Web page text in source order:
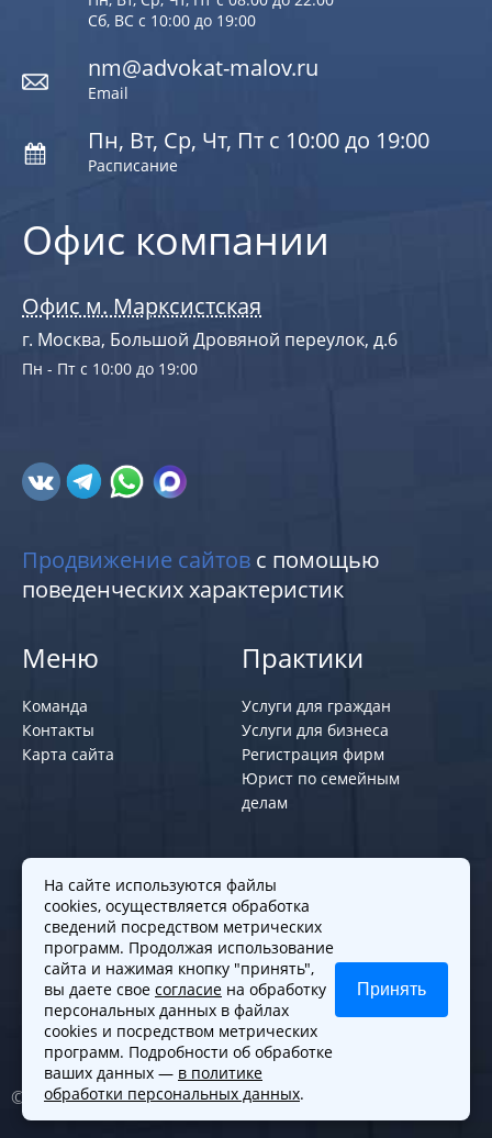
Офис компании
Офис м. Марксистская
г. Москва, Большой Дровяной переулок, д.6
Пн - Пт с 10:00 до 19:00
Сб, ВС с 10:00 до 19:00
nm@advokat-malov.ru
Email
Пн, Вт, Ср, Чт, Пт с 10:00 до 19:00
Расписание
Продвижение сайтов с помощью
поведенческих характеристик
Меню
Команда
Контакты
Карта сайта
Практики
Услуги для граждан
Услуги для бизнеса
Регистрация фирм
Юрист по семейным
делам
Политики и правила
Политика обработки персональных
данных
Согласие на обработку cookies
Согласие на обработку персональных
данных
© 2010-2026. Все права защищены
На сайте используются файлы
cookies, осуществляется обработка
сведений посредством метрических
программ. Продолжая использование
сайта и нажимая кнопку "принять",
вы даете свое согласие на обработку
персональных данных в файлах
cookies и посредством метрических
программ. Подробности об обработке
ваших данных — в политике
обработки персональных данных.
Принять